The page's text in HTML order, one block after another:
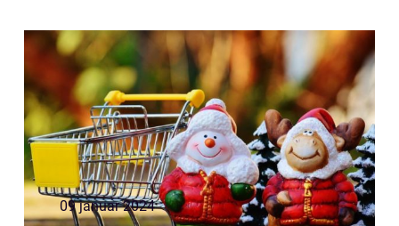
I denne guiden vil vi utforske alt du tr...
09 januar 2024